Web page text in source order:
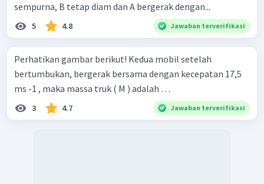
sempurna, B tetap diam dan A bergerak dengan...
5 4.8 Jawaban terverifikasi
Perhatikan gambar berikut! Kedua mobil setelah
bertumbukan, bergerak bersama dengan kecepatan 17,5
ms -1 , maka massa truk ( M ) adalah …
3 4.7 Jawaban terverifikasi